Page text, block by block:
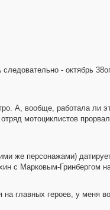
- октябрь
А, вообще, работала ли
мотоциклистов
же персонажами)
с Марковым-Гринбергом
главных героев, у меня